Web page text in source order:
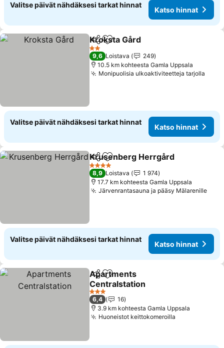
Valitse päivät nähdäksesi tarkat hinnat
Katso hinnat
Jaa Lisää suosikkeihin
Kroksta Gård
2 Tähtiluokitus
9,6 Loistava
249
10.5 km kohteesta Gamla Uppsala
Monipuolisia ulkoaktiviteetteja tarjolla
Valitse päivät nähdäksesi tarkat hinnat
Katso hinnat
Jaa Lisää suosikkeihin
Krusenberg Herrgård
4 Tähtiluokitus
8,9 Loistava
1 974
17.7 km kohteesta Gamla Uppsala
Järvenrantasauna ja pääsy Mälarenille
Valitse päivät nähdäksesi tarkat hinnat
Katso hinnat
Jaa Lisää suosikkeihin
Apartments
Centralstation
3 Tähtiluokitus
6,4
16
3.9 km kohteesta Gamla Uppsala
Huoneistot keittokomeroilla